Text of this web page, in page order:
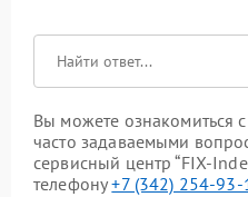
Вы можете ознакомиться
часто задаваемыми
сервисный центр “FIX-
телефону+7 (342) 254-93-